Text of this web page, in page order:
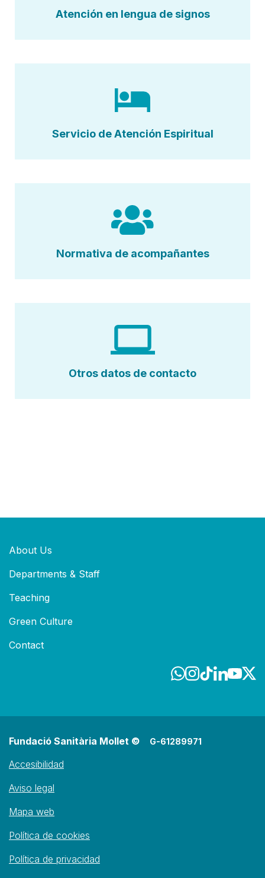
Atención en lengua de signos
Servicio de Atención Espiritual
Normativa de acompañantes
Otros datos de contacto
About Us
Departments & Staff
Teaching
Green Culture
Contact
Fundació Sanitària Mollet © G-61289971
Accesibilidad
Aviso legal
Mapa web
Política de cookies
Política de privacidad